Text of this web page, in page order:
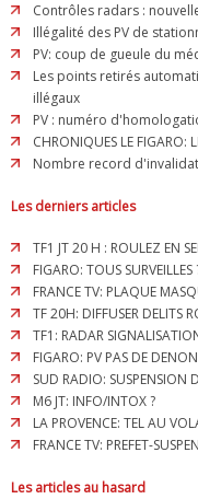
Contrôles radars :
Illégalité des PV de
PV: coup de gueule du
Les points retirés
illégaux
PV : numéro
CHRONIQUES LE FIGARO:
Nombre record
Les derniers articles
TF1 JT 20 H : ROULEZ EN
FIGARO: TOUS SURVEILLES
FRANCE TV: PLAQUE
TF 20H: DIFFUSER DELITS
TF1: RADAR
FIGARO: PV PAS DE
SUD RADIO: SUSPENSION
M6 JT: INFO/INTOX ?
LA PROVENCE: TEL AU
FRANCE TV: PREFET-
Les articles au hasard